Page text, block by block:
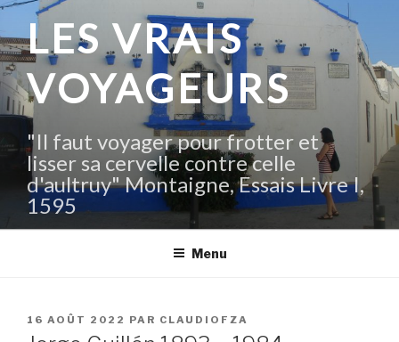
Aller
contenu
principal
LES VRAIS
VOYAGEURS
"Il faut voyager pour frotter et
lisser sa cervelle contre celle
d'aultruy" Montaigne, Essais Livre I,
1595
Menu
PUBLIÉ
LE
16 AOÛT 2022 PAR CLAUDIOFZA